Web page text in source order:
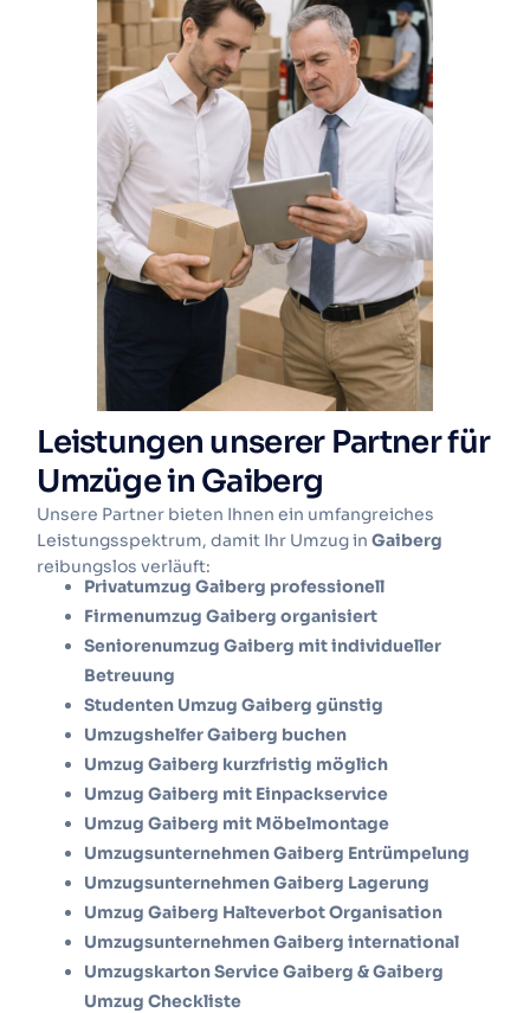
Leistungen unserer Partner für
Umzüge in Gaiberg
Unsere Partner bieten Ihnen ein umfangreiches
Leistungsspektrum, damit Ihr Umzug inGaiberg
reibungslos verläuft:
Privatumzug Gaiberg professionell
Firmenumzug Gaiberg organisiert
Seniorenumzug Gaiberg mit individueller
Betreuung
Studenten Umzug Gaiberg günstig
Umzugshelfer Gaiberg buchen
Umzug Gaiberg kurzfristig möglich
Umzug Gaiberg mit Einpackservice
Umzug Gaiberg mit Möbelmontage
Umzugsunternehmen Gaiberg Entrümpelung
Umzugsunternehmen Gaiberg Lagerung
Umzug Gaiberg Halteverbot Organisation
Umzugsunternehmen Gaiberg international
Umzugskarton Service Gaiberg & Gaiberg
Umzug Checkliste